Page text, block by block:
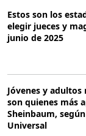
Estos son los
elegir jueces y
junio de 2025
Jóvenes y adultos
son quienes más
Sheinbaum,
Universal